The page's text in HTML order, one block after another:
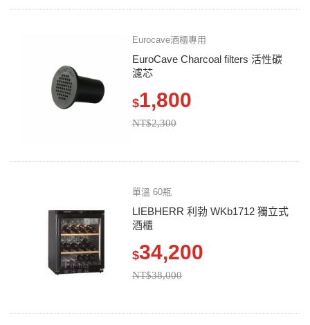
Eurocave酒櫃專用
EuroCave Charcoal filters 活性碳
濾芯
$1,800
NT$2,300
單溫 60瓶
LIEBHERR 利勃 WKb1712 獨立式
酒櫃
$34,200
NT$38,000